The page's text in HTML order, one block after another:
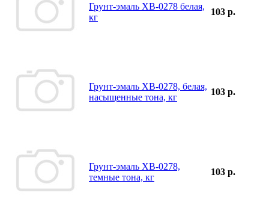
Грунт-эмаль ХВ-0278 белая,
кг
103 р.
Грунт-эмаль ХВ-0278, белая,
насыщенные тона, кг
103 р.
Грунт-эмаль ХВ-0278,
темные тона, кг
103 р.